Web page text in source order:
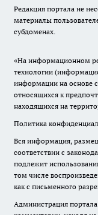
Редакция портала не
материалы
субдоменах.
«На информационном
технологии
информации на основе
относящихся к
находящихся на
Политика
Вся информация,
соответствии с
подлежит
том числе
как с письменного
Администрация